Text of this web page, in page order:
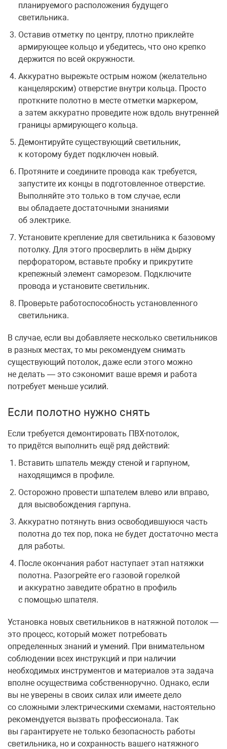
планируемого расположения будущего
светильника.
Оставив отметку по центру, плотно приклейте
армирующее кольцо и убедитесь, что оно крепко
держится по всей окружности.
Аккуратно вырежьте острым ножом (желательно
канцелярским) отверстие внутри кольца. Просто
проткните полотно в месте отметки маркером,
а затем аккуратно проведите нож вдоль внутренней
границы армирующего кольца.
Демонтируйте существующий светильник,
к которому будет подключен новый.
Протяните и соедините провода как требуется,
запустите их концы в подготовленное отверстие.
Выполняйте это только в том случае, если
вы обладаете достаточными знаниями
об электрике.
Установите крепление для светильника к базовому
потолку. Для этого просверлить в нём дырку
перфоратором, вставьте пробку и прикрутите
крепежный элемент саморезом. Подключите
провода и установите светильник.
Проверьте работоспособность установленного
светильника.
В случае, если вы добавляете несколько светильников
в разных местах, то мы рекомендуем снимать
существующий потолок, даже если этого можно
не делать — это сэкономит ваше время и работа
потребует меньше усилий.
Если полотно нужно снять
Если требуется демонтировать ПВХ-потолок,
то придётся выполнить ещё ряд действий:
Вставить шпатель между стеной и гарпуном,
находящимся в профиле.
Осторожно провести шпателем влево или вправо,
для высвобождения гарпуна.
Аккуратно потянуть вниз освободившуюся часть
полотна до тех пор, пока не будет достаточно места
для работы.
После окончания работ наступает этап натяжки
полотна. Разогрейте его газовой горелкой
и аккуратно заведите обратно в профиль
с помощью шпателя.
Установка новых светильников в натяжной потолок —
это процесс, который может потребовать
определенных знаний и умений. При внимательном
соблюдении всех инструкций и при наличии
необходимых инструментов и материалов эта задача
вполне осуществима собственноручно. Однако, если
вы не уверены в своих силах или имеете дело
со сложными электрическими схемами, настоятельно
рекомендуется вызвать профессионала. Так
вы гарантируете не только безопасность работы
светильника, но и сохранность вашего натяжного